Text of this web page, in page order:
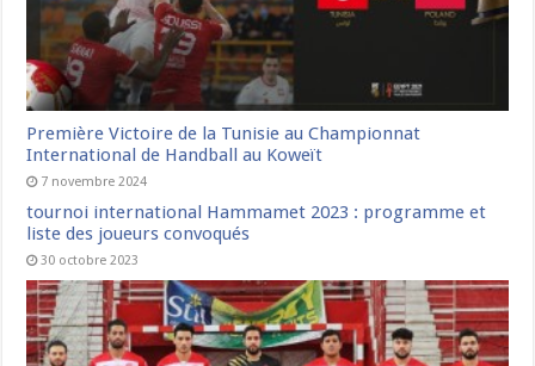
Première Victoire de la Tunisie au Championnat
International de Handball au Koweït
7 novembre 2024
tournoi international Hammamet 2023 : programme et
liste des joueurs convoqués
30 octobre 2023